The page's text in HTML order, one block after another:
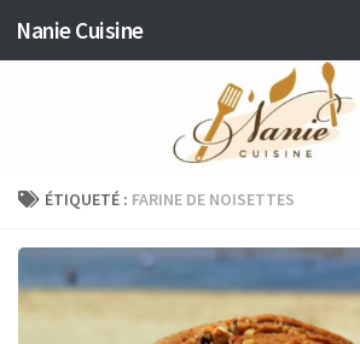
Skip to content
Nanie Cuisine
ÉTIQUETÉ : FARINE DE NOISETTES